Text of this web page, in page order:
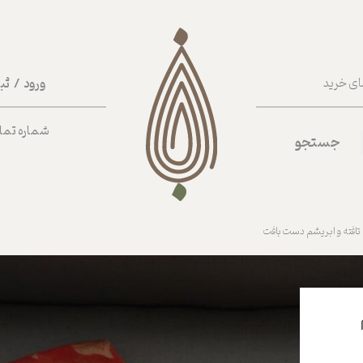
ورود /
حساب
تغییر
خرید
شماره تماس
جستجو
تافته و ابریشم دست بافت